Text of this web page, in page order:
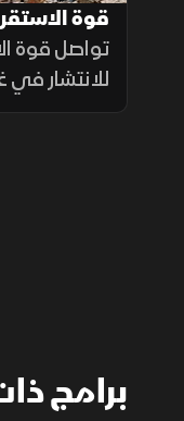
قوة
وتحديات
تواصل قوة
للانتشار
إطلاق النار
برامج